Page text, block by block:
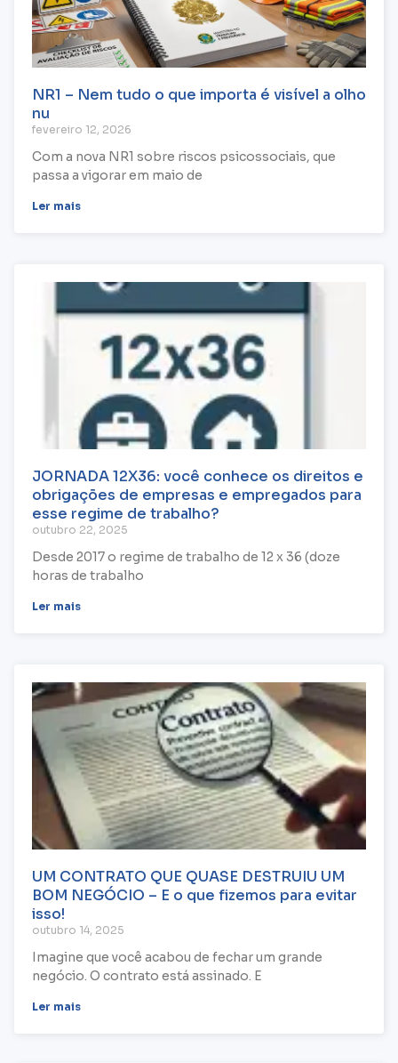
NR1 – Nem tudo o que importa é visível a olho
nu
fevereiro 12, 2026
Com a nova NR1 sobre riscos psicossociais, que
passa a vigorar em maio de
Ler mais
JORNADA 12X36: você conhece os direitos e
obrigações de empresas e empregados para
esse regime de trabalho?
outubro 22, 2025
Desde 2017 o regime de trabalho de 12 x 36 (doze
horas de trabalho
Ler mais
UM CONTRATO QUE QUASE DESTRUIU UM
BOM NEGÓCIO – E o que fizemos para evitar
isso!
outubro 14, 2025
Imagine que você acabou de fechar um grande
negócio. O contrato está assinado. E
Ler mais